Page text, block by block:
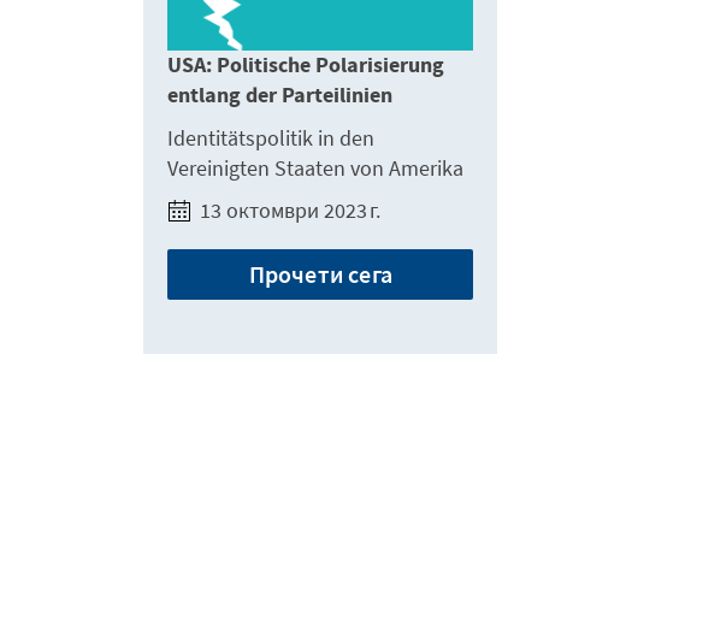
USA: Politische Polarisierung
entlang der Parteilinien
Identitätspolitik in den
Vereinigten Staaten von Amerika
13 октомври 2023 г.
Прочети сега